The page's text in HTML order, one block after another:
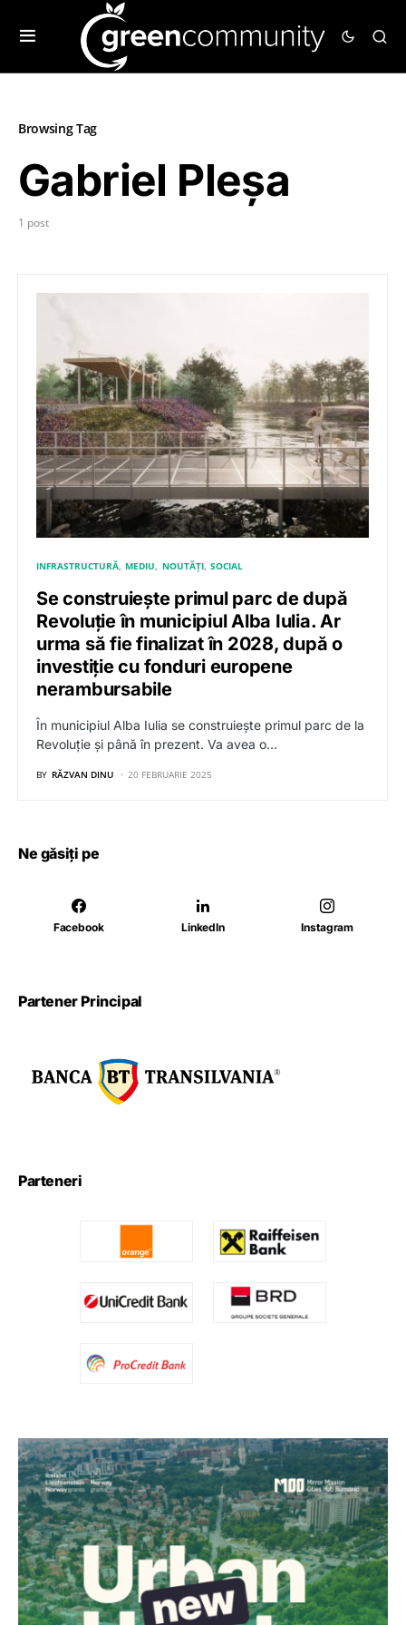
Browsing Tag
Gabriel Pleșa
1 post
INFRASTRUCTURĂ MEDIU NOUTĂȚI SOCIAL
Se construiește primul parc de după
Revoluție în municipiul Alba Iulia. Ar
urma să fie finalizat în 2028, după o
investiție cu fonduri europene
nerambursabile
În municipiul Alba Iulia se construiește primul parc de la
Revoluție și până în prezent. Va avea o…
BY RĂZVAN DINU 20 FEBRUARIE 2025
Ne găsiți pe
Facebook LinkedIn Instagram
Partener Principal
Parteneri